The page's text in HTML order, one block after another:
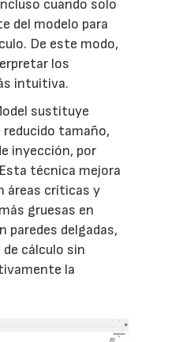
cuando solo
del modelo para
De este modo,
los
intuitiva.
sustituye
tamaño,
inyección, por
técnica mejora
áreas críticas y
gruesas en
paredes delgadas,
cálculo sin
la